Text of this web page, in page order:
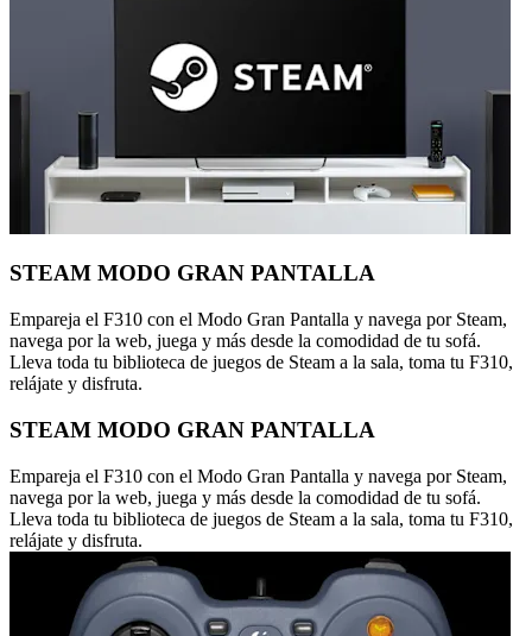
STEAM MODO GRAN PANTALLA
Empareja el F310 con el Modo Gran Pantalla y navega por Steam,
navega por la web, juega y más desde la comodidad de tu sofá.
Lleva toda tu biblioteca de juegos de Steam a la sala, toma tu F310,
relájate y disfruta.
STEAM MODO GRAN PANTALLA
Empareja el F310 con el Modo Gran Pantalla y navega por Steam,
navega por la web, juega y más desde la comodidad de tu sofá.
Lleva toda tu biblioteca de juegos de Steam a la sala, toma tu F310,
relájate y disfruta.